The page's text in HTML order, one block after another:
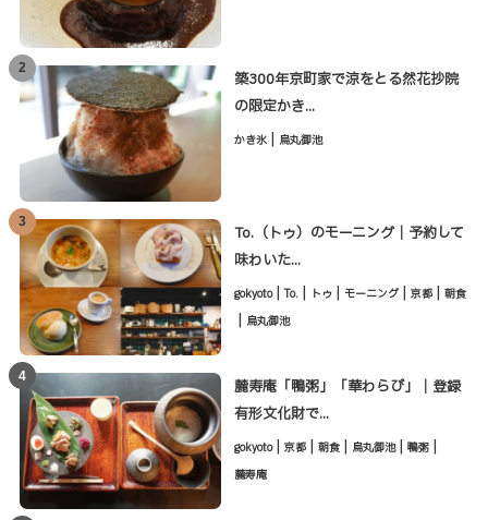
2
築300年京町家で涼をとる然花抄院
の限定かき...
かき氷 | 烏丸御池
3
To.（トゥ）のモーニング｜予約して
味わいた...
gokyoto | To. | トゥ | モーニング | 京都 | 朝食
| 烏丸御池
4
麓寿庵「鴨粥」「華わらび」｜登録
有形文化財で...
gokyoto | 京都 | 朝食 | 烏丸御池 | 鴨粥 |
麓寿庵